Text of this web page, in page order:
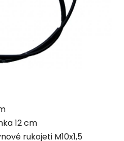
12 cm
rukojeti M10x1,5